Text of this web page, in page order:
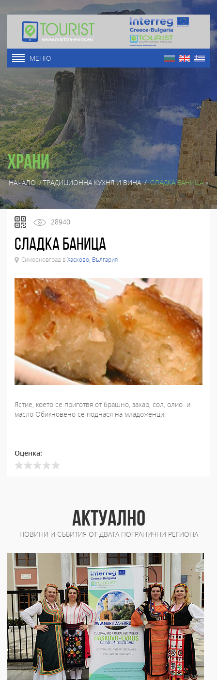
МЕНЮ
Храни
НАЧАЛО/ТРАДИЦИОННА КУХНЯ И ВИНА/ СЛАДКА БАНИЦА
28940
Сладка баница
Симеоновград в Хасково, България
Ястие, което се приготвя от брашно, захар, сол, олио и
масло Обикновено се поднася на младоженци.
Оценка:
АКТУАЛНО
НОВИНИ И СЪБИТИЯ ОТ ДВАТА ПОГРАНИЧНИ РЕГИОНА